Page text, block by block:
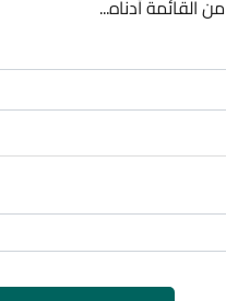
القائمة أدناه...